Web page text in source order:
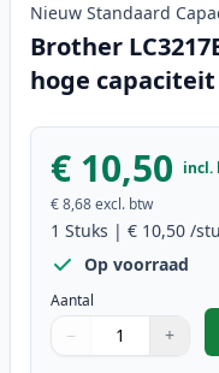
Nieuw Standaard
Brother
hoge
€ 10,50 incl.
€ 8,68excl. btw
1 Stuks | € 10,50 /
Op voorraad
Aantal
Gebruik de
− +
1